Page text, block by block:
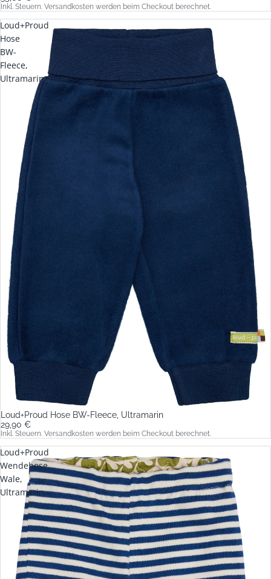
Inkl. Steuern. Versandkosten werden beim Checkout berechnet.
Loud+Proud
Hose
BW-
Fleece,
Ultramarin
Loud+Proud Hose BW-Fleece, Ultramarin
29,90 €
Inkl. Steuern. Versandkosten werden beim Checkout berechnet.
Loud+Proud
Wendehose
Wale,
Ultramarin